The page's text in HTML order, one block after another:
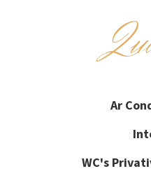
Ar
WC's